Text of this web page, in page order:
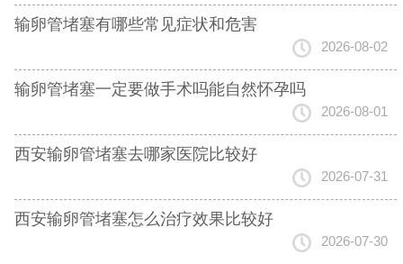
输卵管堵塞有哪些常见症状和危害
2026-08-02
输卵管堵塞一定要做手术吗能自然怀孕吗
2026-08-01
西安输卵管堵塞去哪家医院比较好
2026-07-31
西安输卵管堵塞怎么治疗效果比较好
2026-07-30